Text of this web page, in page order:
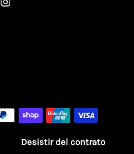
Desistir del contrato